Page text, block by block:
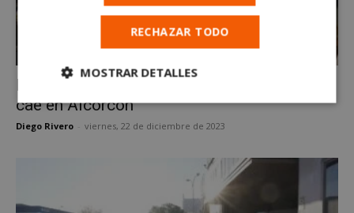
El quinto premio de la Lotería de Navidad
cae en Alcorcón
Diego Rivero viernes, 22 de diciembre de 2023
RECHAZAR TODO
MOSTRAR DETALLES
Cookies
necesarias
Cookies de
preferencias
Cookies de
funcionalidad